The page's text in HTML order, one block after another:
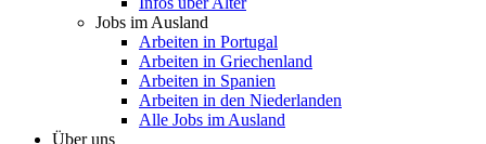
Jobs im Ausland
Arbeiten in Portugal
Arbeiten in Griechenland
Arbeiten in Spanien
Arbeiten in den Niederlanden
Alle Jobs im Ausland
Über uns